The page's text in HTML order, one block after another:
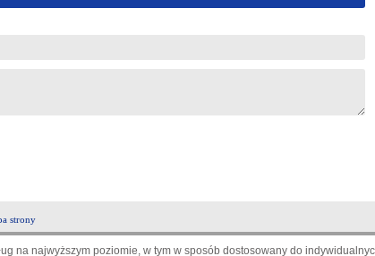
strony
na najwyższym poziomie, w tym w sposób dostosowany do